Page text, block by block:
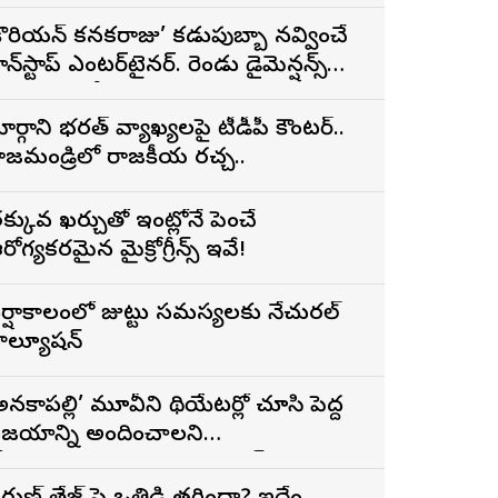
కనకరాజు’ కడుపుబ్బా నవ్వించే
ఎంటర్‌టైనర్. రెండు డైమెన్షన్స్
: వరుణ్ తేజ్
భరత్ వ్యాఖ్యలపై టీడీపీ కౌంటర్..
రాజకీయ రచ్చ..
ఖర్చుతో ఇంట్లోనే పెంచే
మైక్రోగ్రీన్స్ ఇవే!
జుట్టు సమస్యలకు నేచురల్
మూవీని థియేటర్లో చూసి పెద్ద
అందించాలని